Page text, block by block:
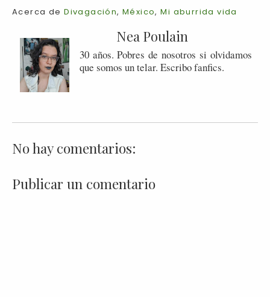
Acerca deDivagación,México,Mi aburrida vida
Nea Poulain
30 años. Pobres de nosotros si olvidamos
que somos un telar. Escribo fanfics.
No hay comentarios:
Publicar un comentario